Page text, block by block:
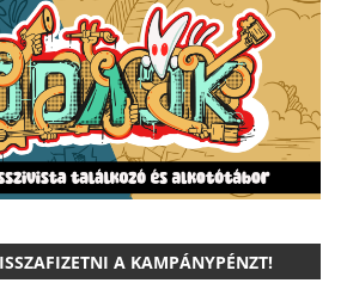
A KAMPÁNYPÉNZT!